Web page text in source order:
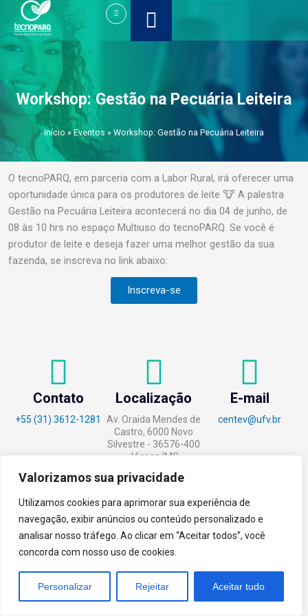
Valorizamos sua privacidade
Utilizamos cookies para aprimorar sua experiência de
navegação, exibir anúncios ou conteúdo personalizado e
analisar nosso tráfego. Ao clicar em “Aceitar todos”, você
concorda com nosso uso de cookies.
Personalizar Rejeitar Aceitar tudo
para
o
conteúdo
Workshop: Gestão na Pecuária Leiteira
Início »Eventos»Workshop: Gestão na Pecuária Leiteira
O tecnoPARQ, em parceria com a Labor Rural, irá oferecer uma
oportunidade única para os produtores de leite 🐮 A palestra
Gestão na Pecuária Leiteira acontecerá no dia 04 de junho, de
08 às 10 hrs no espaço Multiuso do tecnoPARQ. Se você é
produtor de leite e deseja fazer uma melhor gestão da sua
fazenda, se inscreva no link abaixo:
Inscreva-se
Contato
+55 (31) 3612-1281
Localização
Av. Oraida Mendes de
Castro, 6000 Novo
Silvestre - 36576-400
, Viçosa/MG.
E-mail
centev@ufv.br
tecnoPARQ © 2021 porDigital
Pixel